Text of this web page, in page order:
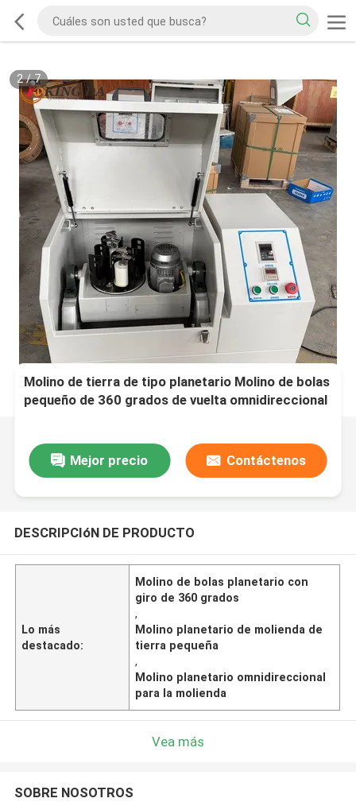
2/7
Molino de tierra de tipo planetario Molino de bolas
pequeño de 360 grados de vuelta omnidireccional
Mejor precio Contáctenos
DESCRIPCIóN DE PRODUCTO
Lo más
destacado:
Molino de bolas planetario con
giro de 360 grados
,
Molino planetario de molienda de
tierra pequeña
,
Molino planetario omnidireccional
para la molienda
Vea más
SOBRE NOSOTROS